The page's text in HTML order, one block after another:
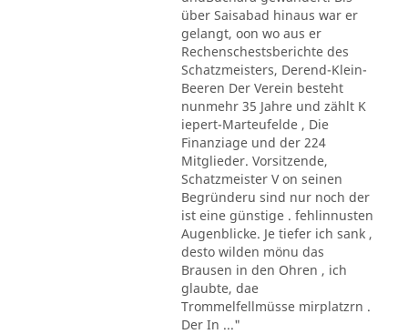
über Saisabad hinaus war er
gelangt, oon wo aus er
Rechenschestsberichte des
Schatzmeisters, Derend-Klein-
Beeren Der Verein besteht
nunmehr 35 Jahre und zählt K
iepert-Marteufelde , Die
Finanziage und der 224
Mitglieder. Vorsitzende,
Schatzmeister V on seinen
Begründeru sind nur noch der
ist eine günstige . fehlinnusten
Augenblicke. Je tiefer ich sank ,
desto wilden mönu das
Brausen in den Ohren , ich
glaubte, dae
Trommelfellmüsse mirplatzrn .
Der In ..."